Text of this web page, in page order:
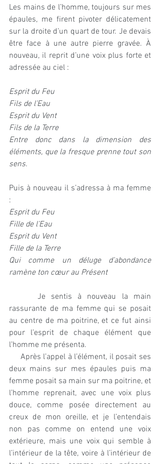
Les mains de l’homme, toujours sur mes
épaules, me firent pivoter délicatement
sur la droite d’un quart de tour. Je devais
être face à une autre pierre gravée. À
nouveau, il reprit d’une voix plus forte et
adressée au ciel :
Esprit du Feu
Fils de l’Eau
Esprit du Vent
Fils de la Terre
Entre donc dans la dimension des
éléments, que la fresque prenne tout son
sens.
Puis à nouveau il s’adressa à ma femme
:
Esprit du Feu
Fille de l’Eau
Esprit du Vent
Fille de la Terre
Qui comme un déluge d’abondance
ramène ton cœur au Présent
Je sentis à nouveau la main
rassurante de ma femme qui se posait
au centre de ma poitrine, et ce fut ainsi
pour l’esprit de chaque élément que
l’homme me présenta.
Après l’appel à l’élément, il posait ses
deux mains sur mes épaules puis ma
femme posait sa main sur ma poitrine, et
l’homme reprenait, avec une voix plus
douce, comme posée directement au
creux de mon oreille, et je l’entendais
non pas comme on entend une voix
extérieure, mais une voix qui semble à
l’intérieur de la tête, voire à l’intérieur de